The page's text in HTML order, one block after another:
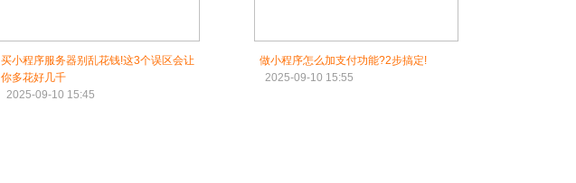
买小程序服务器别乱花钱!这3个误区会让
你多花好几千
2025-09-10 15:45
做小程序怎么加支付功能?2步搞定!
2025-09-10 15:55